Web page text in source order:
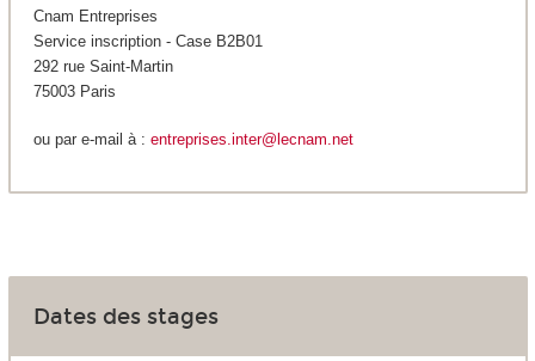
Cnam Entreprises
Service inscription - Case B2B01
292 rue Saint-Martin
75003 Paris
ou par e-mail à : entreprises.inter@lecnam.net
Dates des stages